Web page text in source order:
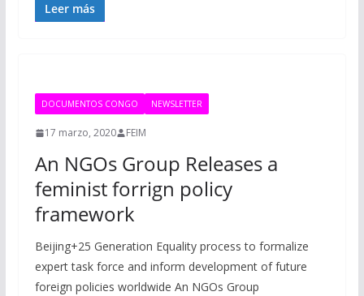
Leer más
DOCUMENTOS CONGO NEWSLETTER
17 marzo, 2020 FEIM
An NGOs Group Releases a
feminist forrign policy
framework
Beijing+25 Generation Equality process to formalize
expert task force and inform development of future
foreign policies worldwide An NGOs Group